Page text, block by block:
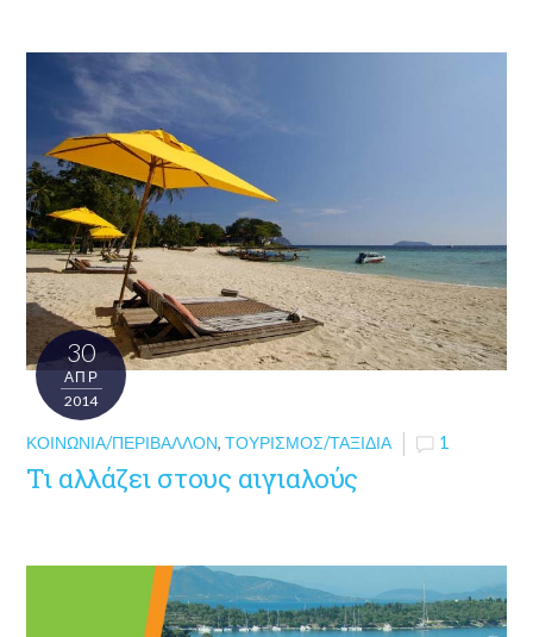
30
ΑΠΡ
2014
ΚΟΙΝΩΝΊΑ/ΠΕΡΙΒΆΛΛΟΝ,ΤΟΥΡΙΣΜΌΣ/ΤΑΞΊΔΙΑ 1
Τι αλλάζει στους αιγιαλούς